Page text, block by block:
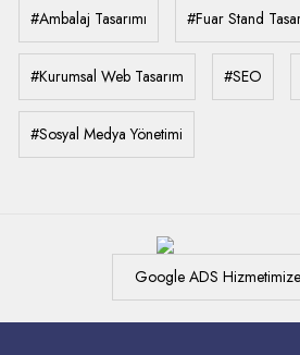
#Ambalaj Tasarımı #Fuar Stand
#Kurumsal Web Tasarım #SEO
#Sosyal Medya Yönetimi
Google ADS